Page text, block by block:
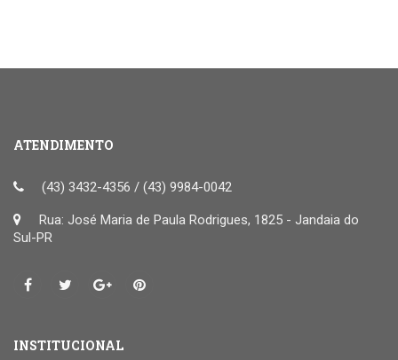
ATENDIMENTO
(43) 3432-4356 / (43) 9984-0042
Rua: José Maria de Paula Rodrigues, 1825 - Jandaia do
Sul-PR
INSTITUCIONAL